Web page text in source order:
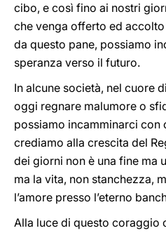
cibo, e così fino ai nostri
che venga offerto ed
da questo pane, possiamo
speranza verso il futuro.
In alcune società, nel cuore
oggi regnare malumore o
possiamo incamminarci con
crediamo alla crescita del
dei giorni non è una fine ma
ma la vita, non stanchezza,
l’amore presso l’eterno
Alla luce di questo coraggio